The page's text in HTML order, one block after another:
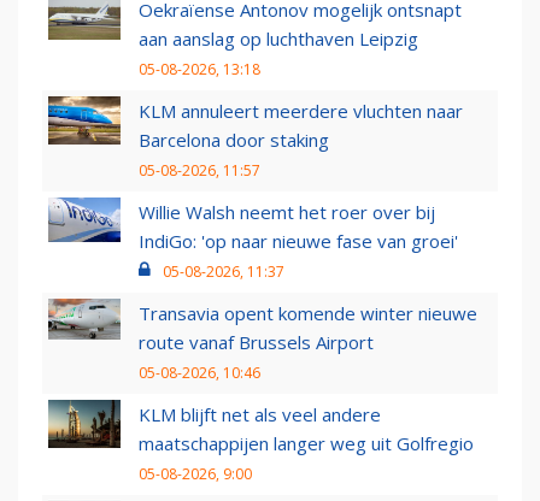
Oekraïense Antonov mogelijk ontsnapt
aan aanslag op luchthaven Leipzig
05-08-2026, 13:18
KLM annuleert meerdere vluchten naar
Barcelona door staking
05-08-2026, 11:57
Willie Walsh neemt het roer over bij
IndiGo: 'op naar nieuwe fase van groei'
05-08-2026, 11:37
Transavia opent komende winter nieuwe
route vanaf Brussels Airport
05-08-2026, 10:46
KLM blijft net als veel andere
maatschappijen langer weg uit Golfregio
05-08-2026, 9:00